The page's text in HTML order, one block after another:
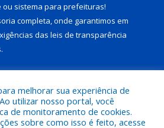
ou sistema para prefeituras!
completa, onde garantimos em
das leis de transparência
melhorar sua experiência de
utilizar nosso portal, você
de monitoramento de cookies.
sobre como isso é feito, acesse